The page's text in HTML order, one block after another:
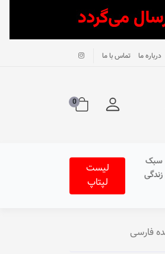
درباره ما تماس با ما
0
سبک
زندگی
لیست
لپتاپ